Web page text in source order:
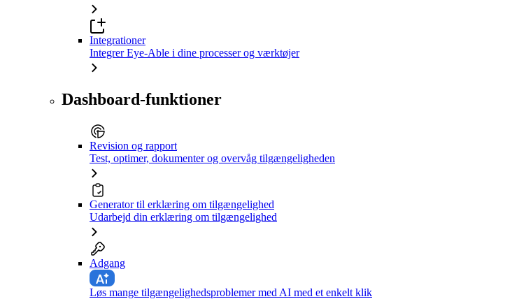
Integrationer
Integrer Eye-Able i dine processer og værktøjer
Dashboard-funktioner
Revision og rapport
Test, optimer, dokumenter og overvåg tilgængeligheden
Generator til erklæring om tilgængelighed
Udarbejd din erklæring om tilgængelighed
Adgang
Løs mange tilgængelighedsproblemer med AI med et enkelt klik